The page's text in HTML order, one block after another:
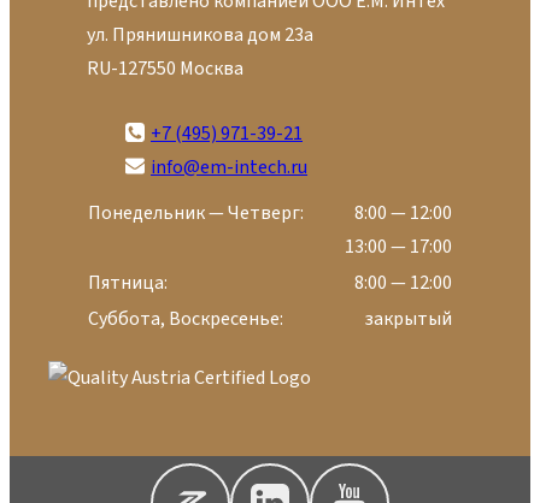
ул. Прянишникова дом 23а
RU-127550 Москва
+7 (495) 971-39-21
info@em-intech.ru
Понедельник — Четверг:
8:00 — 12:00
13:00 — 17:00
Пятница:
8:00 — 12:00
Суббота, Воскресенье:
закрытый